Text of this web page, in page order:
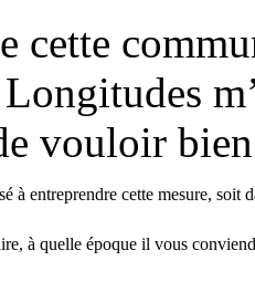
cette
vouloir
à entreprendre cette mesure, soit
à quelle époque il vous